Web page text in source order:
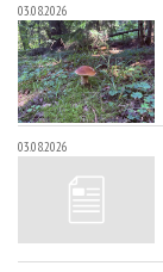
03.08.2026
03.08.2026